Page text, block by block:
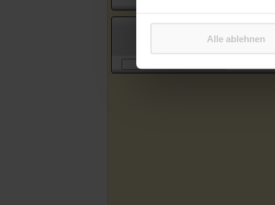
Alle ablehnen
Sonntagsblattes